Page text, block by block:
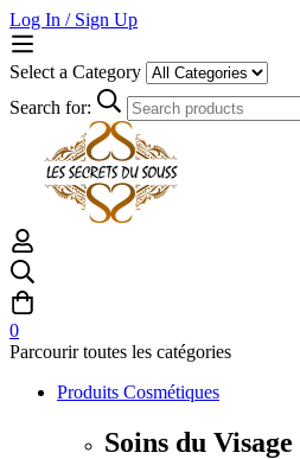
Log In / Sign Up
Select a Category
Search for:
0
Parcourir toutes les catégories
Produits Cosmétiques
Soins du